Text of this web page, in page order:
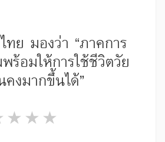
ทย มองว่า “ภาคการ
ร้อมให้การใช้ชีวิตวัย
งมากขึ้นได้”
4 stars
3 stars
2 stars
star